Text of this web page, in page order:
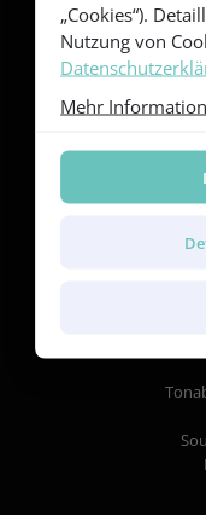
„Cookies“).
Nutzung von
Mehr